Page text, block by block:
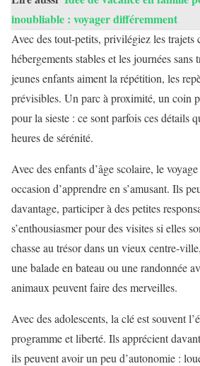
inoubliable : voyager différemment
Avec des tout-petits, privilégiez les trajets
hébergements stables et les journées
jeunes enfants aiment la répétition, les
prévisibles. Un parc à proximité, un coin
pour la sieste : ce sont parfois ces détails
heures de sérénité.
Avec des enfants d’âge scolaire, le
occasion d’apprendre en s’amusant. Ils
davantage, participer à des petites
s’enthousiasmer pour des visites si elles
chasse au trésor dans un vieux centre-
une balade en bateau ou une randonnée
animaux peuvent faire des merveilles.
Avec des adolescents, la clé est souvent
programme et liberté. Ils apprécient
ils peuvent avoir un peu d’autonomie :